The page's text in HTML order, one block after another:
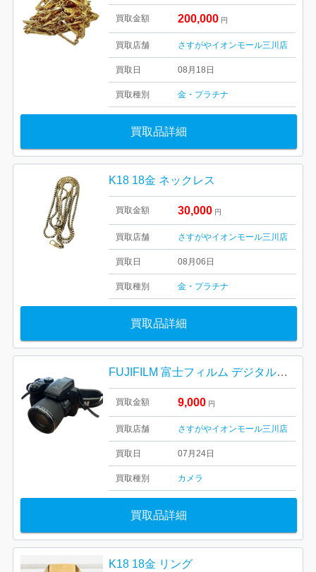
買取金額 200,000 円
買取店舗 さすがやイオンモール三川店
買取日 08月18日
買取種別 金・プラチナ
買取品詳細
K18 18金 ネックレス
買取金額 30,000 円
買取店舗 さすがやイオンモール三川店
買取日 08月06日
買取種別 金・プラチナ
買取品詳細
FUJIFILM 富士フィルム デジタルカメラ FINEPIX FinePix
買取金額 9,000 円
買取店舗 さすがやイオンモール三川店
買取日 07月24日
買取種別 カメラ
買取品詳細
K18 18金 リング